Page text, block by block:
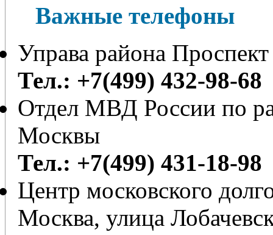
Важные телефоны
Управа района
Тел.: +7(499) 432-98-68
Отдел МВД России по
Москвы
Тел.: +7(499) 431-18-98
Центр московского
Москва, улица